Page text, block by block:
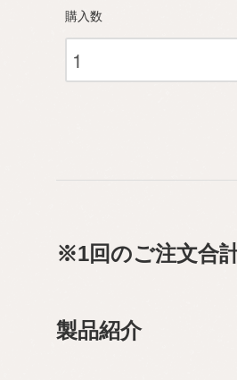
購入数
※1回のご注文合
製品紹介